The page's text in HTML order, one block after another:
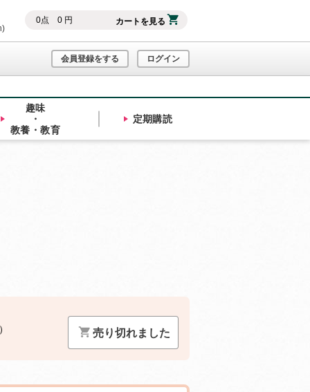
0点 0円 カートを見る
会員登録をする ログイン
趣味
・
教養・教育
定期購読
売り切れました